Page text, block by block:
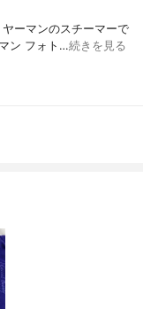
ーマンのスチーマーで
マン フォト…続きを見る